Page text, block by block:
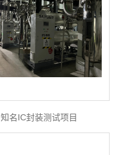
知名IC封装测试项目